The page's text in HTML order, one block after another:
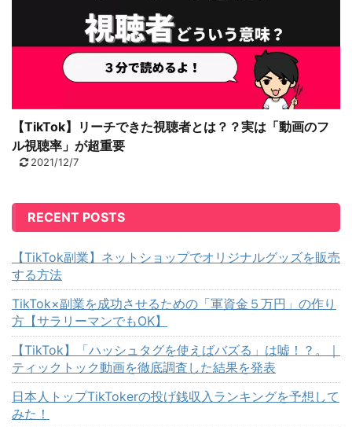
【TikTok】リーチできた視聴者とは？？実は「動画のフ
ル視聴率」が超重要
2021/12/7
RECENT POSTS
【TikTok副業】ネットショップでオリジナルグッズを販売
する方法
TikTok×副業を成功させるための「軍資金５万円」の作り
方【サラリーマンでもOK】
【TikTok】「ハッシュタグを使えばバズる」は嘘！？。｜
ティックトック動画を徹底調査した結果を発表
日本人トップTikTokerの投げ銭収入ランキングを予想して
みた！